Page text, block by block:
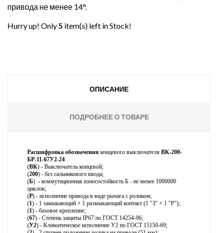
привода не менее 14°.
Hurry up! Only 5 item(s) left in Stock!
ОПИСАНИЕ
ПОДРОБНЕЕ О ТОВАРЕ
Расшифровка обозначения концевого выключателя ВК-200-
БР-11-67У2-24:
(ВК) - Выключатель концевой;
(200) - без сальникового ввода;
(Б) - коммутационная износостойкость Б - не менее 1000000
циклов;
(Р) - исполнение привода в виде рычага с роликом;
(1) - 1 замыкающий + 1 размыкающий контакт (1 "З" + 1 "Р");
(1) - базовое крепление;
(67) - Степень защиты IP67 по ГОСТ 14254-96;
(У2) - Климатическое исполнение У2 по ГОСТ 15150-69;